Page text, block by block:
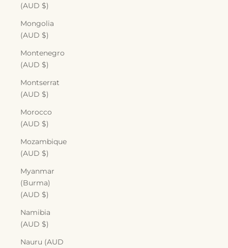
(AUD $)
Mongolia
(AUD $)
Montenegro
(AUD $)
Montserrat
(AUD $)
Morocco
(AUD $)
Mozambique
(AUD $)
Myanmar
(Burma)
(AUD $)
Namibia
(AUD $)
Nauru (AUD